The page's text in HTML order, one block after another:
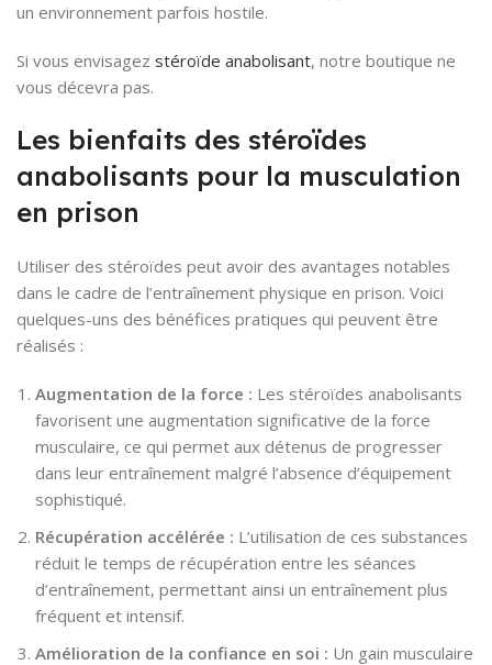
un environnement parfois hostile.
Si vous envisagez stéroïde anabolisant, notre boutique ne
vous décevra pas.
Les bienfaits des stéroïdes
anabolisants pour la musculation
en prison
Utiliser des stéroïdes peut avoir des avantages notables
dans le cadre de l’entraînement physique en prison. Voici
quelques-uns des bénéfices pratiques qui peuvent être
réalisés :
Augmentation de la force : Les stéroïdes anabolisants
favorisent une augmentation significative de la force
musculaire, ce qui permet aux détenus de progresser
dans leur entraînement malgré l’absence d’équipement
sophistiqué.
Récupération accélérée : L’utilisation de ces substances
réduit le temps de récupération entre les séances
d’entraînement, permettant ainsi un entraînement plus
fréquent et intensif.
Amélioration de la confiance en soi : Un gain musculaire